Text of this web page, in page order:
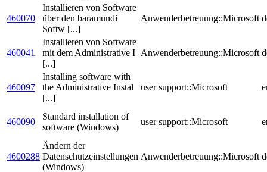
460070
Installieren von Software
über den baramundi
Softw [...]
Anwenderbetreuung::Microsoft
460041
Installieren von Software
mit dem Administrative I
[...]
Anwenderbetreuung::Microsoft
460097
Installing software with
the Administrative Instal
[...]
user support::Microsoft
460090
Standard installation of
software (Windows)
user support::Microsoft
4600288
Ändern der
Datenschutzeinstellungen
(Windows)
Anwenderbetreuung::Microsoft